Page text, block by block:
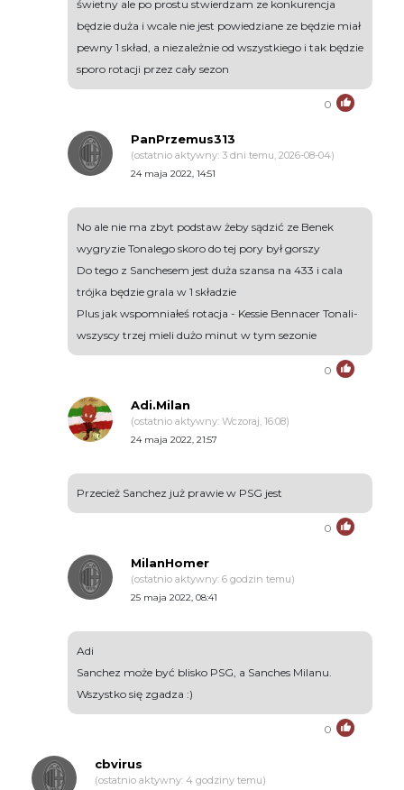
świetny ale po prostu stwierdzam ze konkurencja
będzie duża i wcale nie jest powiedziane ze będzie miał
pewny 1 skład, a niezależnie od wszystkiego i tak będzie
sporo rotacji przez cały sezon
0
PanPrzemus313
(ostatnio aktywny: 3 dni temu, 2026-08-04)
24 maja 2022, 14:51
No ale nie ma zbyt podstaw żeby sądzić ze Benek
wygryzie Tonalego skoro do tej pory był gorszy
Do tego z Sanchesem jest duża szansa na 433 i cala
trójka będzie grala w 1 składzie
Plus jak wspomniałeś rotacja - Kessie Bennacer Tonali-
wszyscy trzej mieli dużo minut w tym sezonie
0
Adi.Milan
(ostatnio aktywny: Wczoraj, 16:08)
24 maja 2022, 21:57
Przecież Sanchez już prawie w PSG jest
0
MilanHomer
(ostatnio aktywny: 6 godzin temu)
25 maja 2022, 08:41
Adi
Sanchez może być blisko PSG, a Sanches Milanu.
Wszystko się zgadza :)
0
cbvirus
(ostatnio aktywny: 4 godziny temu)